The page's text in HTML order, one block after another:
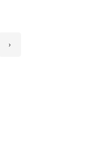
›